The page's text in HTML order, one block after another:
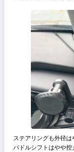
イン
水平基調でマツコ
ピードメーターが
デザインとなって